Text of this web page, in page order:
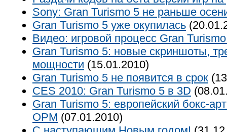
Sony: Gran Turismo 5 не раньше
Gran Turismo 5 уже окупилась
Видео: игровой процесс Gran
Gran Turismo 5: новые скриншоты,
мощности (15.01.2010)
Gran Turismo 5 не появится в срок
CES 2010: Gran Turismo 5 в 3D
Gran Turismo 5: европейский бокс-
OPM (07.01.2010)